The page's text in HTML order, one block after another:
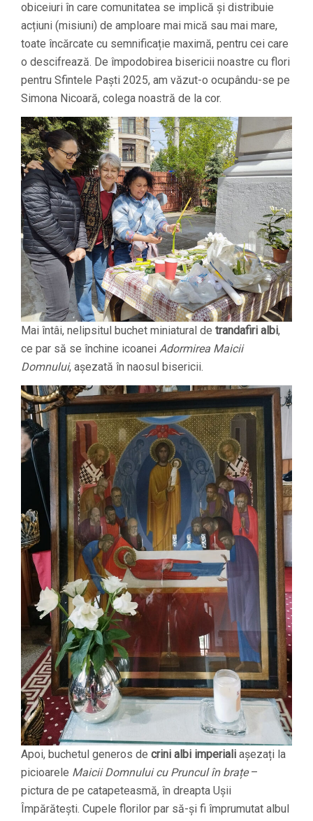
obiceiuri în care comunitatea se implică și distribuie
acțiuni (misiuni) de amploare mai mică sau mai mare,
toate încărcate cu semnificație maximă, pentru cei care
o descifrează. De împodobirea bisericii noastre cu flori
pentru Sfintele Paști 2025, am văzut-o ocupându-se pe
Simona Nicoară, colega noastră de la cor.
Mai întâi, nelipsitul buchet miniatural de trandafiri albi,
ce par să se închine icoanei Adormirea Maicii
Domnului, așezată în naosul bisericii.
Apoi, buchetul generos de crini albi imperiali așezați la
picioarele Maicii Domnului cu Pruncul în brațe–
pictura de pe catapeteasmă, în dreapta Ușii
Împărătești. Cupele florilor par să-și fi împrumutat albul